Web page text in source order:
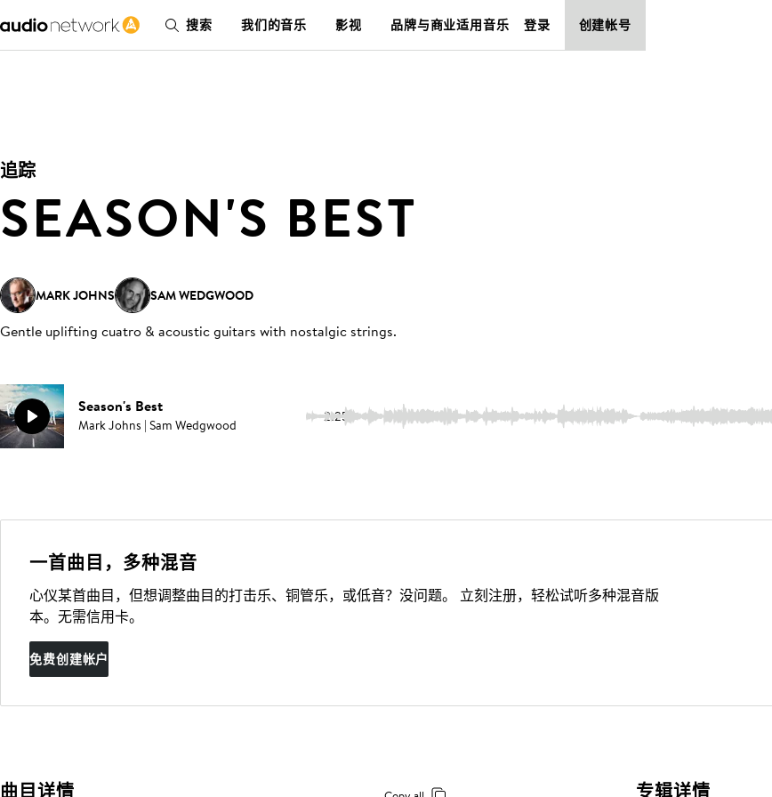
搜索 我们的音乐 影视 品牌与商业适用音乐 登录 创建帐号
追踪
SEASON'S BEST
MARK JOHNS SAM WEDGWOOD
Gentle uplifting cuatro & acoustic guitars with nostalgic strings.
Season's Best
Mark Johns | Sam Wedgwood 2:25
一首曲目，多种混音
心仪某首曲目，但想调整曲目的打击乐、铜管乐，或低音？没问题。 立刻注册，轻松试听多种混音版
本。无需信用卡。
免费创建帐户
曲目详情 专辑详情